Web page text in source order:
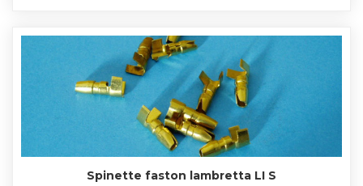
Spinette faston lambretta LI S